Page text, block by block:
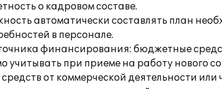
о кадровом составе.
автоматически составлять план
в персонале.
финансирования: бюджетные
учитывать при приеме на работу нового
от коммерческой деятельности